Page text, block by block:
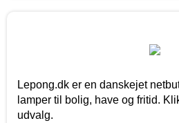
Lepong.dk er en danskejet
lamper til bolig, have og fritid.
udvalg.